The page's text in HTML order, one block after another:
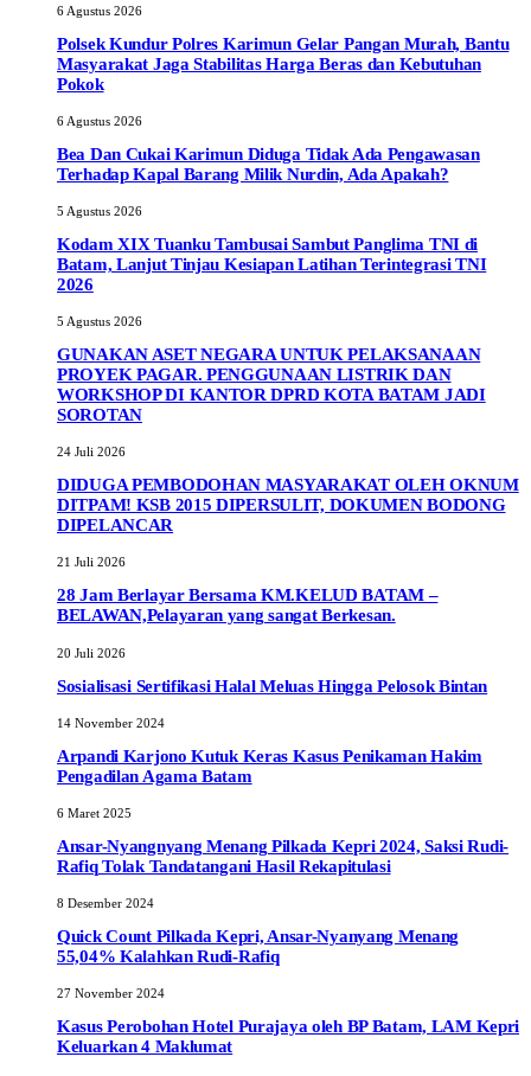
6 Agustus 2026
Polsek Kundur Polres Karimun Gelar Pangan Murah, Bantu
Masyarakat Jaga Stabilitas Harga Beras dan Kebutuhan
Pokok
6 Agustus 2026
Bea Dan Cukai Karimun Diduga Tidak Ada Pengawasan
Terhadap Kapal Barang Milik Nurdin, Ada Apakah?
5 Agustus 2026
Kodam XIX Tuanku Tambusai Sambut Panglima TNI di
Batam, Lanjut Tinjau Kesiapan Latihan Terintegrasi TNI
2026
5 Agustus 2026
GUNAKAN ASET NEGARA UNTUK PELAKSANAAN
PROYEK PAGAR. PENGGUNAAN LISTRIK DAN
WORKSHOP DI KANTOR DPRD KOTA BATAM JADI
SOROTAN
24 Juli 2026
DIDUGA PEMBODOHAN MASYARAKAT OLEH OKNUM
DITPAM! KSB 2015 DIPERSULIT, DOKUMEN BODONG
DIPELANCAR
21 Juli 2026
28 Jam Berlayar Bersama KM.KELUD BATAM –
BELAWAN,Pelayaran yang sangat Berkesan.
20 Juli 2026
Sosialisasi Sertifikasi Halal Meluas Hingga Pelosok Bintan
14 November 2024
Arpandi Karjono Kutuk Keras Kasus Penikaman Hakim
Pengadilan Agama Batam
6 Maret 2025
Ansar-Nyangnyang Menang Pilkada Kepri 2024, Saksi Rudi-
Rafiq Tolak Tandatangani Hasil Rekapitulasi
8 Desember 2024
Quick Count Pilkada Kepri, Ansar-Nyanyang Menang
55,04% Kalahkan Rudi-Rafiq
27 November 2024
Kasus Perobohan Hotel Purajaya oleh BP Batam, LAM Kepri
Keluarkan 4 Maklumat